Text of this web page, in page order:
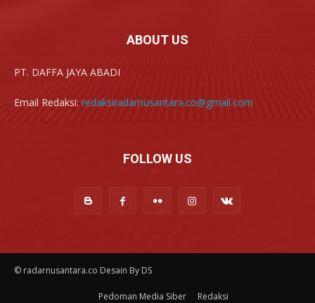
ABOUT US
PT. DAFFA JAYA ABADI
Email Redaksi: redaksiradarnusantara.co@gmail.com
FOLLOW US
© radarnusantara.co Desain By DS
Pedoman Media Siber Redaksi